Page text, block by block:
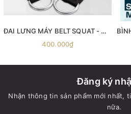
ĐAI LƯNG MÁY BELT SQUAT - Máy gánh đùi với dây đai Belt Squat
400.000₫
Đăng ký
Nhận thông tin sản phẩm mới nhất,
nữa.